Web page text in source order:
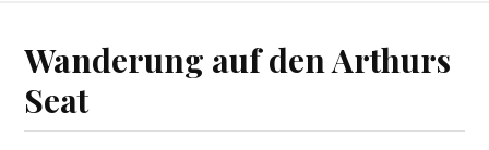
Wanderung auf den Arthurs
Seat